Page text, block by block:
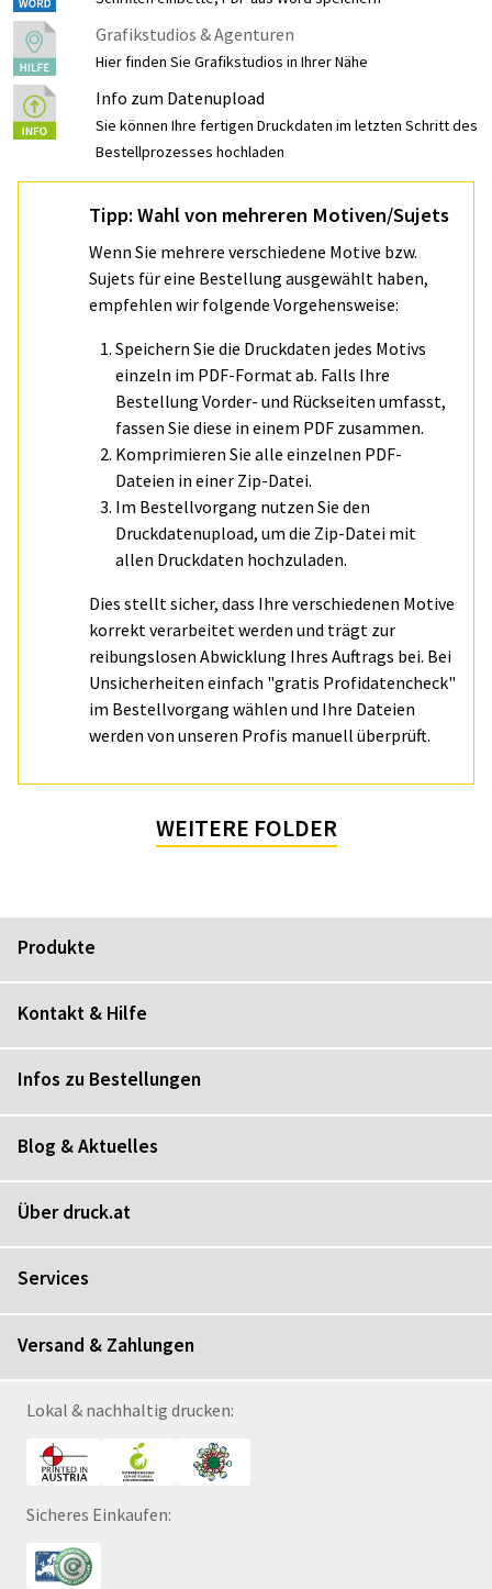
Grafikstudios & Agenturen
Hier finden Sie Grafikstudios in Ihrer Nähe
Info zum Datenupload
Sie können Ihre fertigen Druckdaten im letzten Schritt des
Bestellprozesses hochladen
Tipp: Wahl von mehreren Motiven/Sujets
Wenn Sie mehrere verschiedene Motive bzw.
Sujets für eine Bestellung ausgewählt haben,
empfehlen wir folgende Vorgehensweise:
Speichern Sie die Druckdaten jedes Motivs
einzeln im PDF-Format ab. Falls Ihre
Bestellung Vorder- und Rückseiten umfasst,
fassen Sie diese in einem PDF zusammen.
Komprimieren Sie alle einzelnen PDF-
Dateien in einer Zip-Datei.
Im Bestellvorgang nutzen Sie den
Druckdatenupload, um die Zip-Datei mit
allen Druckdaten hochzuladen.
Dies stellt sicher, dass Ihre verschiedenen Motive
korrekt verarbeitet werden und trägt zur
reibungslosen Abwicklung Ihres Auftrags bei. Bei
Unsicherheiten einfach "gratis Profidatencheck"
im Bestellvorgang wählen und Ihre Dateien
werden von unseren Profis manuell überprüft.
WEITERE FOLDER
Produkte
Kontakt & Hilfe
Infos zu Bestellungen
Blog & Aktuelles
Über druck.at
Services
Versand & Zahlungen
Lokal & nachhaltig drucken:
Sicheres Einkaufen: